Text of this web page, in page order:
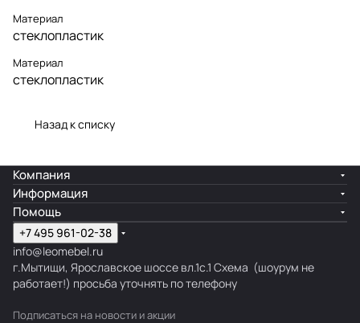
Материал
стеклопластик
Материал
стеклопластик
Назад к списку
Компания
Информация
Помощь
+7 495 961-02-38
info@leomebel.ru
г.Мытищи, Ярославское шоссе вл.1с.1 Схема (шоурум не
работает!) просьба уточнять по телефону
Подписаться на новости и акции